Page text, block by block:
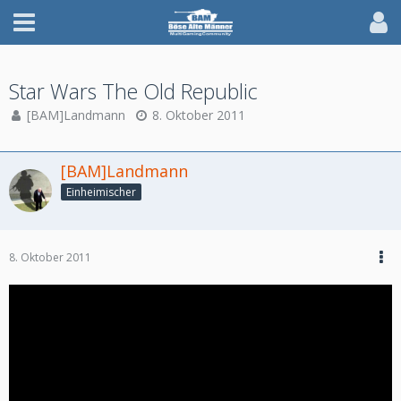
Star Wars The Old Republic
[BAM]Landmann 8. Oktober 2011
[BAM]Landmann
Einheimischer
8. Oktober 2011